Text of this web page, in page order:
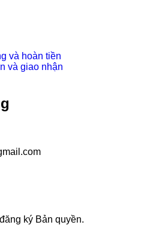
và hoàn tiền
và giao nhận
ký Bản quyền.